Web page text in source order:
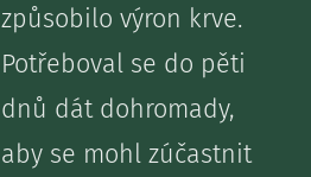
způsobilo výron krve.
Potřeboval se do pěti
dnů dát dohromady,
aby se mohl zúčastnit